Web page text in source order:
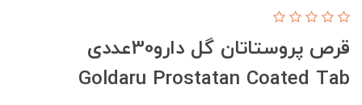
قرص پروستاتان گل دارو30عددی
Goldaru Prostatan Coated Tab